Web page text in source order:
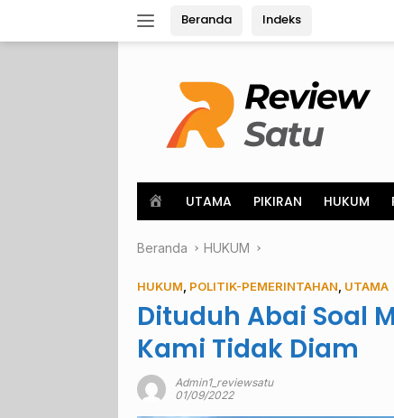
Beranda Indeks
o
e
UTAMA PIKIRAN HUKUM
Beranda HUKUM
HUKUM POLITIK-PEMERINTAHAN UTAMA
Dituduh Abai Soal
Kami Tidak Diam
Admin1_reviewsatu
01/09/2022